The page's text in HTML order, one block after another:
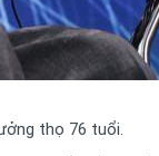
thọ 76 tuổi.